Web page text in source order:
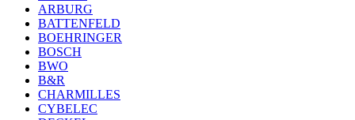
ARBURG
BATTENFELD
BOEHRINGER
BOSCH
BWO
B&R
CHARMILLES
CYBELEC